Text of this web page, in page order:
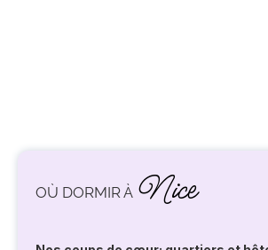
OÙ DORMIR À Nice